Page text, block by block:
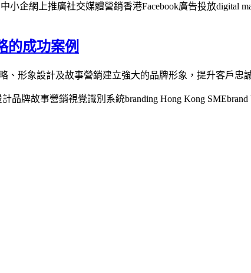
中小企網上推廣社交媒體營銷香港Facebook廣告投放digital
的成功案例
、形象設計及故事營銷建立強大的品牌形象，提升客戶忠
計品牌故事營銷視覺識別系統branding Hong Kong SMEbrand